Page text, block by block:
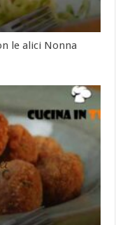
le alici Nonna